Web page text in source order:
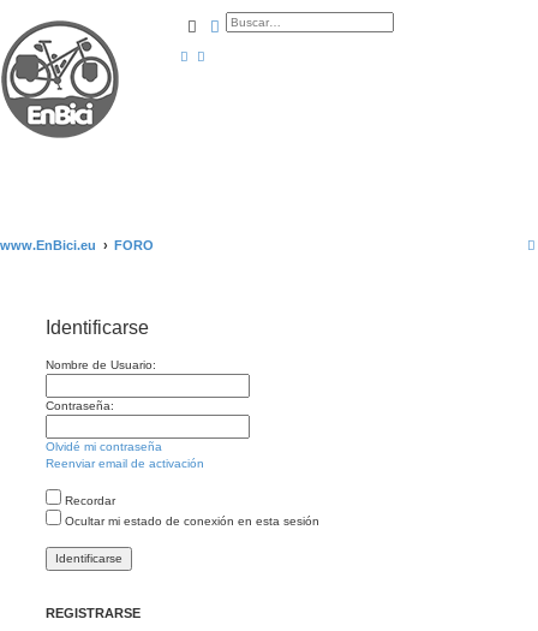
BuscarBúsqueda avanzada
www.EnBici.eu FORO
Identificarse
Nombre de Usuario:
Contraseña:
Olvidé mi contraseña
Reenviar email de activación
Recordar
Ocultar mi estado de conexión en esta sesión
REGISTRARSE